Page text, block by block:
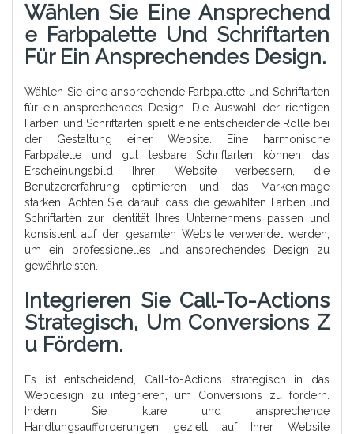
Wählen Sie Eine Ansprechend
E Farbpalette Und Schriftarten
Für Ein Ansprechendes Design.
Wählen Sie eine ansprechende Farbpalette und Schriftarten
für ein ansprechendes Design. Die Auswahl der richtigen
Farben und Schriftarten spielt eine entscheidende Rolle bei
der Gestaltung einer Website. Eine harmonische
Farbpalette und gut lesbare Schriftarten können das
Erscheinungsbild Ihrer Website verbessern, die
Benutzererfahrung optimieren und das Markenimage
stärken. Achten Sie darauf, dass die gewählten Farben und
Schriftarten zur Identität Ihres Unternehmens passen und
konsistent auf der gesamten Website verwendet werden,
um ein professionelles und ansprechendes Design zu
gewährleisten.
Integrieren Sie Call-To-Actions
Strategisch, Um Conversions Z
U Fördern.
Es ist entscheidend, Call-to-Actions strategisch in das
Webdesign zu integrieren, um Conversions zu fördern.
Indem Sie klare und ansprechende
Handlungsaufforderungen gezielt auf Ihrer Website